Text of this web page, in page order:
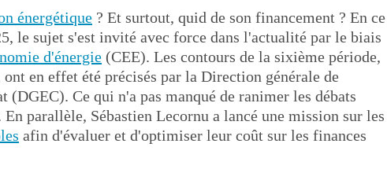
énergétique ? Et surtout, quid de son financement ? En ce
le sujet s'est invité avec force dans l'actualité par le biais
d'énergie (CEE). Les contours de la sixième période,
en effet été précisés par la Direction générale de
(DGEC). Ce qui n'a pas manqué de ranimer les débats
parallèle, Sébastien Lecornu a lancé une mission sur les
afin d'évaluer et d'optimiser leur coût sur les finances